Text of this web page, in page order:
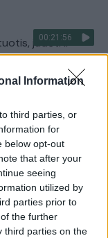
Information
third parties, or
for
below opt-out
that after your
seeing
utilized by
parties prior to
the further
third parties on the
00:21:56
judėti ir